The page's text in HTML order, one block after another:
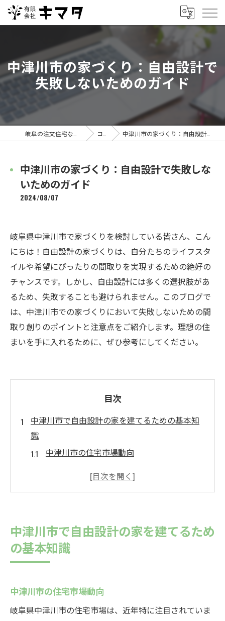
中津川市の家づくり：自由設計で
失敗しないためのガイド
コラム 中津川市の家づくり：自由設計で失敗しないためのガイド
中津川市の家づくり：自由設計で失敗しな
いためのガイド
2024/08/07
岐阜県中津川市で家づくりを検討している皆さん、こん
にちは！自由設計の家づくりは、自分たちのライフスタ
イルや希望にぴったりの間取りを実現するための絶好の
チャンスです。しかし、自由設計には多くの選択肢があ
るため、失敗することも避けられません。このブログで
は、中津川市での家づくりにおいて失敗しないための間
取り創りのポイントと注意点をご紹介します。理想の住
まいを手に入れるために、ぜひ参考にしてください。
目次
中津川市で自由設計の家を建てるための基本知
識
中津川市の住宅市場動向
自由設計の基本的な流れとは？
理想の住まいを実現するための初期準備
自由設計の魅力を最大限に活かすためのポイン
自由設計で得られるカスタマイズ性
生活動線を考慮した間取りの作り方
中津川市で自由設計の家を建てるため
の基本知識
中津川市の住宅市場動向
岐阜県中津川市の住宅市場は、近年特に注目されていま